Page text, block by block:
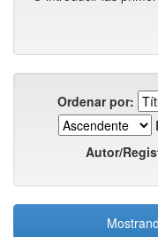
Ordenar por:
Autor/